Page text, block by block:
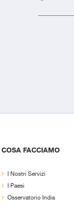
COSA FACCIAMO
I Nostri Servizi
I Paesi
Osservatorio India